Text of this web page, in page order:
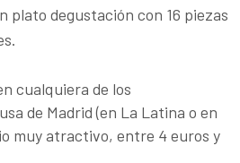
plato degustación con 16 piezas
cualquiera de los
de Madrid (en La Latina o en
muy atractivo, entre 4 euros y